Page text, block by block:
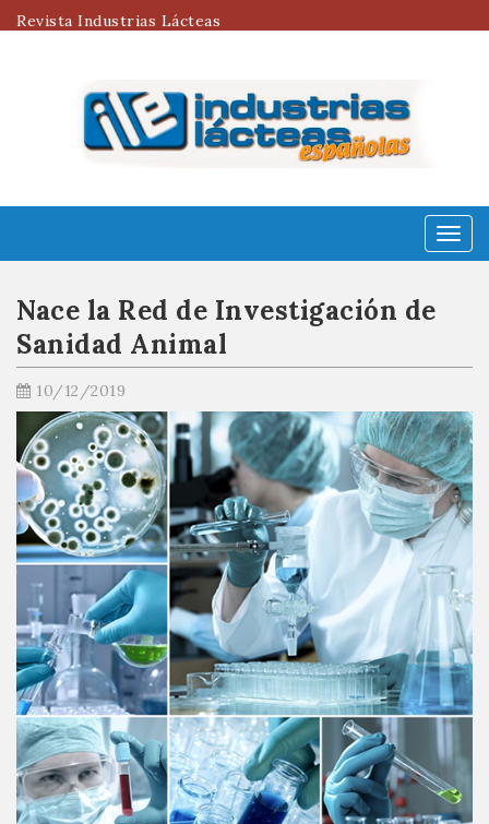
Revista Industrias Lácteas
Menú
Nace la Red de Investigación de
Sanidad Animal
10/12/2019